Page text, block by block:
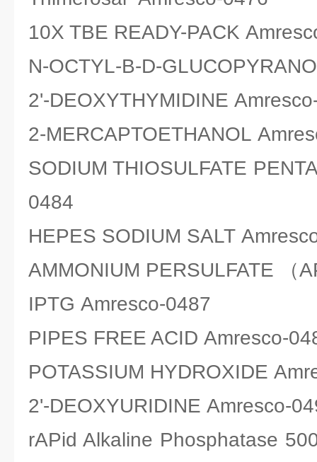
10X TBE READY-PACK
N-OCTYL-B-D-
2'-DEOXYTHYMIDINE
2-MERCAPTOETHANOL
SODIUM THIOSULFATE
0484
HEPES SODIUM SALT
AMMONIUM PERSULFATE （
IPTG Amresco-0487
PIPES FREE ACID Amresco-
POTASSIUM HYDROXIDE
2'-DEOXYURIDINE Amresco-
rAPid Alkaline Phosphatase